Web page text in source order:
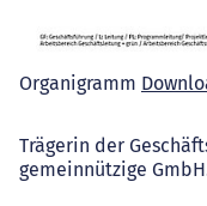
Organigramm
Trägerin der
gemeinnützige